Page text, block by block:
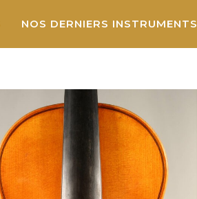
NOS DERNIERS INSTRUMENTS